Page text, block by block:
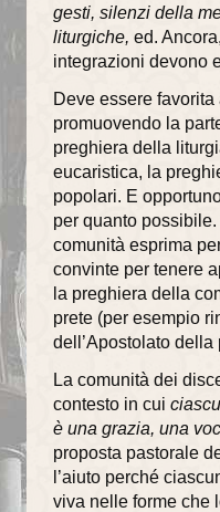
gesti, silenzi della
liturgiche, ed.
integrazioni devono
Deve essere favorita
promuovendo la
preghiera della
eucaristica, la
popolari. E
per quanto
comunità esprima
convinte per tenere
la preghiera della
prete (per esempio
dell’Apostolato della
La comunità dei
contesto in cui
è una grazia, una
proposta pastorale
l’aiuto perché
viva nelle forme che